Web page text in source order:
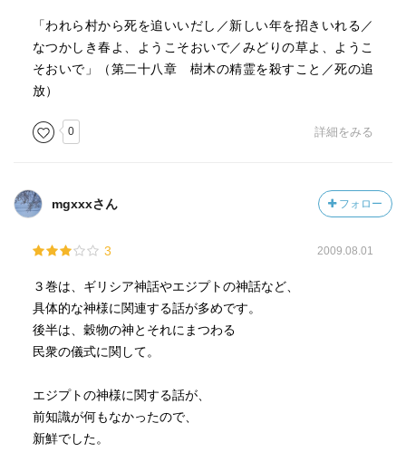
「われら村から死を追いいだし／新しい年を招きいれる／
なつかしき春よ、ようこそおいで／みどりの草よ、ようこ
そおいで」（第二十八章 樹木の精霊を殺すこと／死の追
放）
0 詳細をみる
mgxxxさん フォロー
3 2009.08.01
３巻は、ギリシア神話やエジプトの神話など、
具体的な神様に関連する話が多めです。
後半は、穀物の神とそれにまつわる
民衆の儀式に関して。
エジプトの神様に関する話が、
前知識が何もなかったので、
新鮮でした。